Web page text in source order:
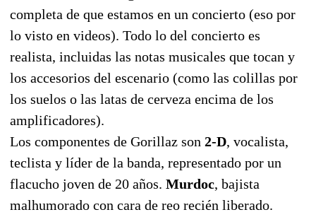
completa de que estamos en un concierto (eso por
lo visto en videos). Todo lo del concierto es
realista, incluidas las notas musicales que tocan y
los accesorios del escenario (como las colillas por
los suelos o las latas de cerveza encima de los
amplificadores).
Los componentes de Gorillaz son  2-D, vocalista,
teclista y líder de la banda, representado por un
flacucho joven de 20 años.  Murdoc, bajista
malhumorado con cara de reo recién liberado.